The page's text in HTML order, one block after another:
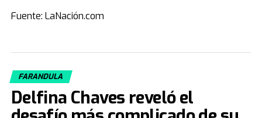
Fuente: LaNación.com
FARANDULA
Delfina Chaves reveló el